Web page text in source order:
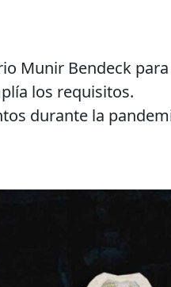
Munir Bendeck para
los requisitos.
durante la